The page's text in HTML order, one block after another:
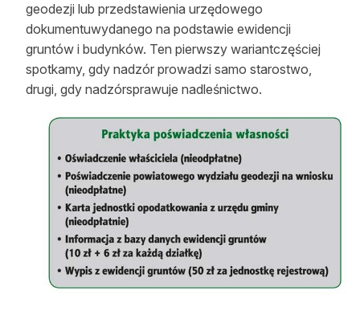
geodezji lub przedstawienia urzędowego
dokumentuwydanego na podstawie ewidencji
gruntów i budynków. Ten pierwszy wariantczęściej
spotkamy, gdy nadzór prowadzi samo starostwo,
drugi, gdy nadzórsprawuje nadleśnictwo.